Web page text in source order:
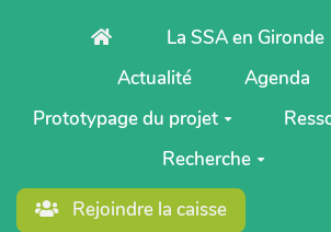
Aller au contenu principalLa SSA en Gironde
Actualité
Agenda
Prototypage du projet
Recherche
Rejoindre la caisse